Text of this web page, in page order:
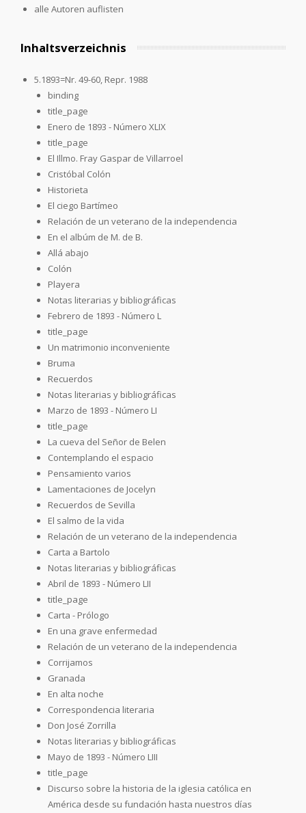
alle Autoren auflisten
Inhaltsverzeichnis
5.1893=Nr. 49-60, Repr. 1988
binding
title_page
Enero de 1893 - Número XLIX
title_page
El Illmo. Fray Gaspar de Villarroel
Cristóbal Colón
Historieta
El ciego Bartímeo
Relación de un veterano de la independencia
En el albúm de M. de B.
Allá abajo
Colón
Playera
Notas literarias y bibliográficas
Febrero de 1893 - Número L
title_page
Un matrimonio inconveniente
Bruma
Recuerdos
Notas literarias y bibliográficas
Marzo de 1893 - Número LI
title_page
La cueva del Señor de Belen
Contemplando el espacio
Pensamiento varios
Lamentaciones de Jocelyn
Recuerdos de Sevilla
El salmo de la vida
Relación de un veterano de la independencia
Carta a Bartolo
Notas literarias y bibliográficas
Abril de 1893 - Número LII
title_page
Carta - Prólogo
En una grave enfermedad
Relación de un veterano de la independencia
Corrijamos
Granada
En alta noche
Correspondencia literaria
Don José Zorrilla
Notas literarias y bibliográficas
Mayo de 1893 - Número LIII
title_page
Discurso sobre la historia de la iglesia católica en
América desde su fundación hasta nuestros días